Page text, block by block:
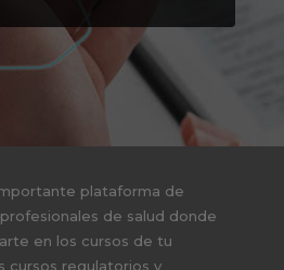
plataforma de
de salud donde
en los cursos de tu
cursos regulatorios y